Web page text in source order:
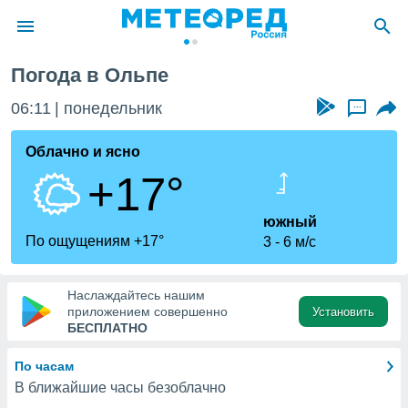
о
Вы можете
к этому
доступ
Погода в Ольпе
06:11 понедельник ...
Облачно и ясно
+17°
По ощущениям +17°
южный
3
6 м/с
Наслаждайтесь нашим
приложением совершенно
БЕСПЛАТНО
Установить
По часам
В ближайшие часы безоблачно